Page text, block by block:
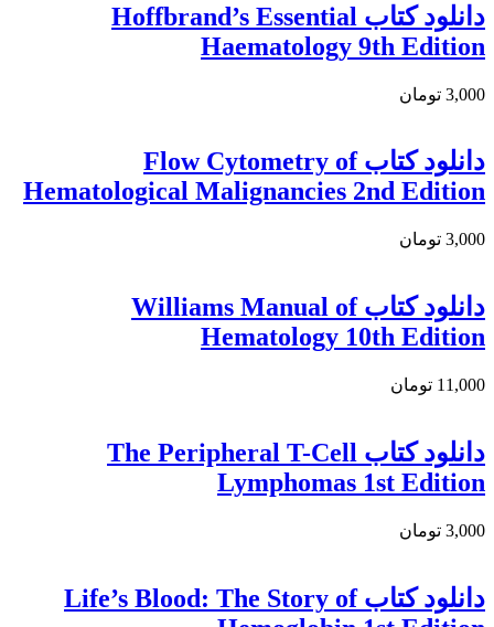
دانلود کتاب Hoffbrand’s Essential
Haematology 9th Edition
3,000 تومان
دانلود كتاب Flow Cytometry of
Hematological Malignancies 2nd Edition
3,000 تومان
دانلود كتاب Williams Manual of
Hematology 10th Edition
11,000 تومان
دانلود كتاب The Peripheral T-Cell
Lymphomas 1st Edition
3,000 تومان
دانلود کتاب Life’s Blood: The Story of